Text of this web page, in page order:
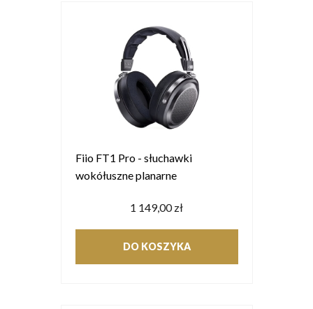
Fiio FT1 Pro - słuchawki
wokółuszne planarne
1 149,00 zł
DO KOSZYKA